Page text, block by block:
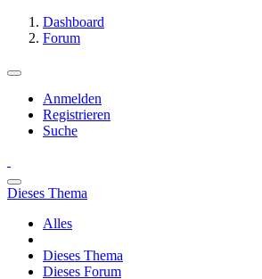
Dashboard
Forum
Anmelden
Registrieren
Suche
Dieses Thema
Alles
Dieses Thema
Dieses Forum